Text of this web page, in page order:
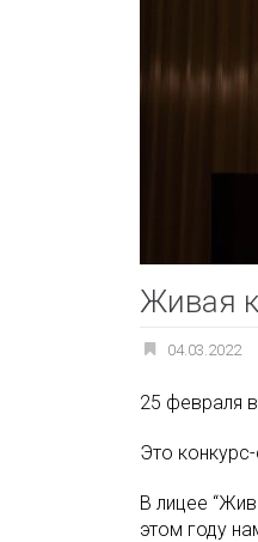
Живая
04.03.2022
25 февраля
Это
В лицее
этом году